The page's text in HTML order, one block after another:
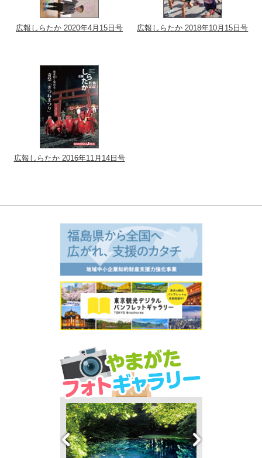
広報しらたか 2020年4月15日号 広報しらたか 2018年10月15日号
広報しらたか 2016年11月14日号